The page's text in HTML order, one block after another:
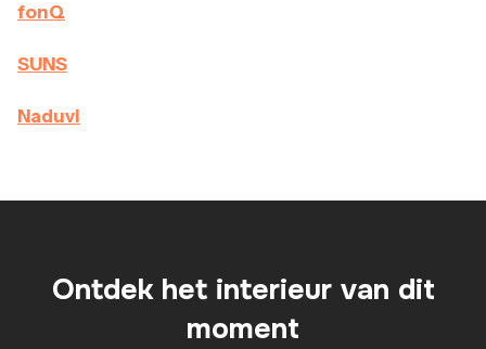
fonQ
SUNS
Naduvi
Ontdek het interieur van dit
moment